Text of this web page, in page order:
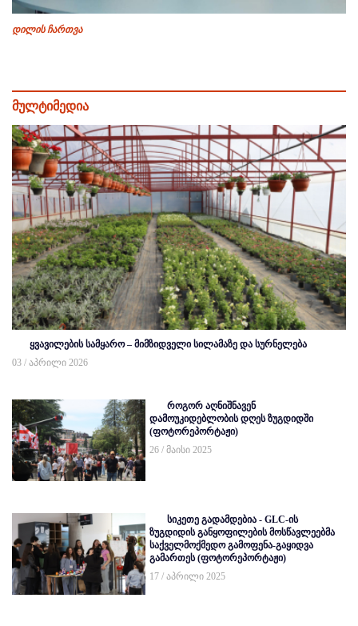
დილის ჩართვა
მულტიმედია
ყვავილების სამყარო – მიმზიდველი სილამაზე და სურნელება
03 / აპრილი 2026
როგორ აღნიშნავენ
დამოუკიდებლობის დღეს ზუგდიდში
(ფოტორეპორტაჟი)
26 / მაისი 2025
სიკეთე გადამდებია - GLC-ის
ზუგდიდის განყოფილების მოსწავლეებმა
საქველმოქმედო გამოფენა-გაყიდვა
გამართეს (ფოტორეპორტაჟი)
17 / აპრილი 2025